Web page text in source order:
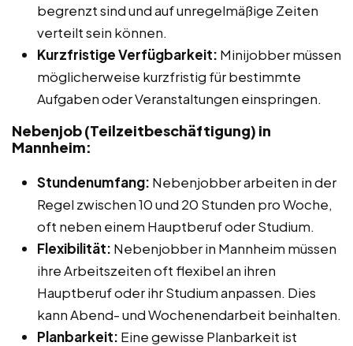
begrenzt sind und auf unregelmäßige Zeiten
verteilt sein können.
Kurzfristige Verfügbarkeit: Minijobber müssen
möglicherweise kurzfristig für bestimmte
Aufgaben oder Veranstaltungen einspringen.
Nebenjob (Teilzeitbeschäftigung) in
Mannheim:
Stundenumfang: Nebenjobber arbeiten in der
Regel zwischen 10 und 20 Stunden pro Woche,
oft neben einem Hauptberuf oder Studium.
Flexibilität: Nebenjobber in Mannheim müssen
ihre Arbeitszeiten oft flexibel an ihren
Hauptberuf oder ihr Studium anpassen. Dies
kann Abend- und Wochenendarbeit beinhalten.
Planbarkeit: Eine gewisse Planbarkeit ist